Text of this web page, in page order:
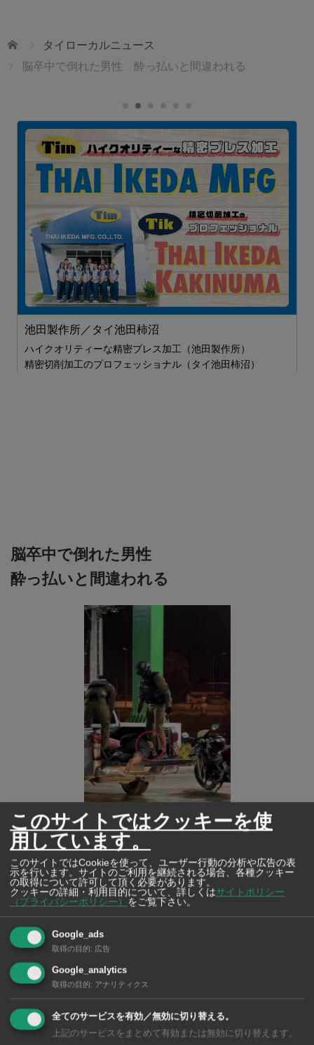
ホーム
タイローカルニュース
脳卒中で倒れた男性 酔っ払いと間違われる
池田製作所／タイ池田柿沼
ハイクオリティーな精密プレス加工（池田製作所）
精密切削加工のプロフェッショナル（タイ池田柿沼）
脳卒中で倒れた男性
酔っ払いと間違われる
©警察ラジオ（FM91）
中部アユタヤ県のガソリンスタンドで3月1日午前3時頃、
脳卒中を発症した男性が警察に酔っぱらいと勘違いさ
れ、警察署へ連行される事案が発生した。
広告
このサイトではクッキーを使
用しています。
このサイトではCookieを使って、ユーザー行動の分析や広告の表
示を行います。サイトのご利用を継続される場合、各種クッキー
の取得について許可して頂く必要があります。
クッキーの詳細・利用目的について、詳しくはサイトポリシー
（プライバシーポリシー）
をご覧下さい。
Google_ads
取得の目的: 広告
Google_analytics
取得の目的: アナリティクス
全てのサービスを有効／無効に切り替える。
上記のサービスをまとめて有効または無効に切り替えます。